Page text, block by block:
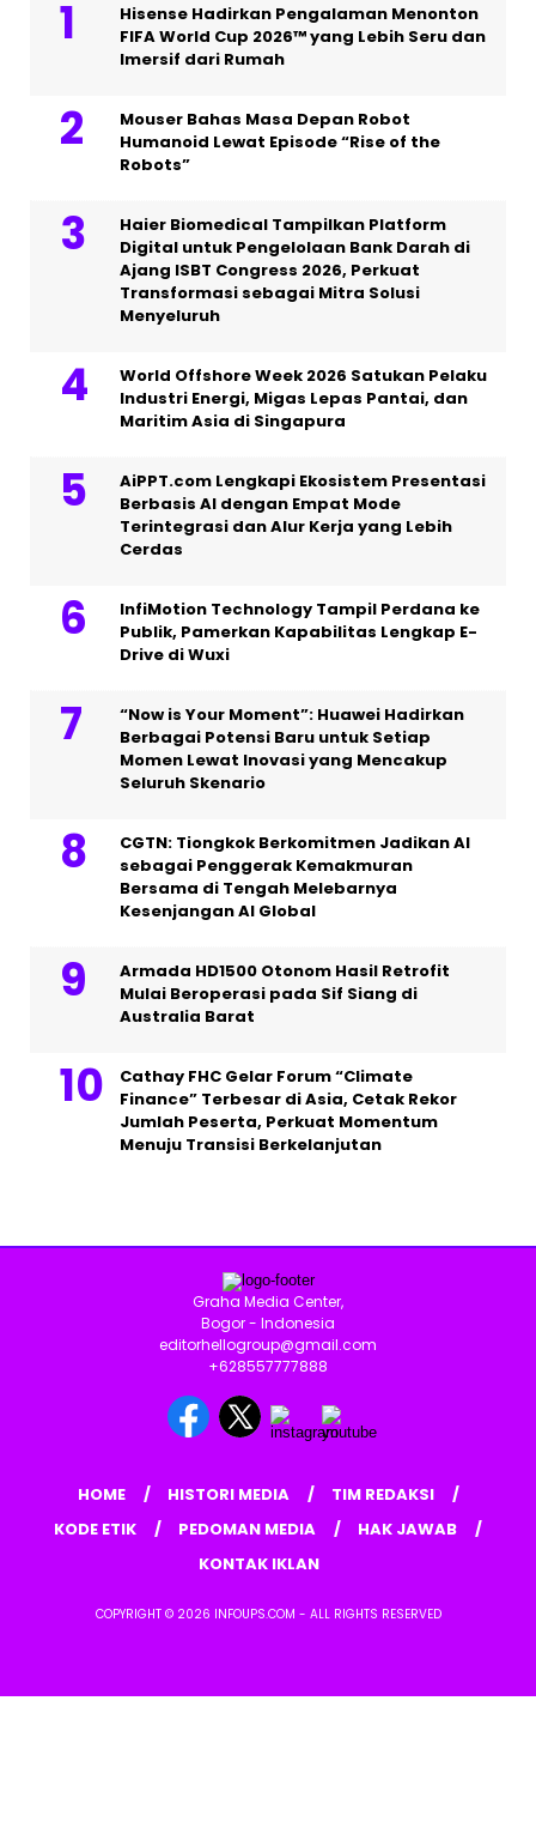
Hisense Hadirkan Pengalaman Menonton
FIFA World Cup 2026™ yang Lebih Seru dan
Imersif dari Rumah
Mouser Bahas Masa Depan Robot
Humanoid Lewat Episode “Rise of the
Robots”
Haier Biomedical Tampilkan Platform
Digital untuk Pengelolaan Bank Darah di
Ajang ISBT Congress 2026, Perkuat
Transformasi sebagai Mitra Solusi
Menyeluruh
World Offshore Week 2026 Satukan Pelaku
Industri Energi, Migas Lepas Pantai, dan
Maritim Asia di Singapura
AiPPT.com Lengkapi Ekosistem Presentasi
Berbasis AI dengan Empat Mode
Terintegrasi dan Alur Kerja yang Lebih
Cerdas
InfiMotion Technology Tampil Perdana ke
Publik, Pamerkan Kapabilitas Lengkap E-
Drive di Wuxi
“Now is Your Moment”: Huawei Hadirkan
Berbagai Potensi Baru untuk Setiap
Momen Lewat Inovasi yang Mencakup
Seluruh Skenario
CGTN: Tiongkok Berkomitmen Jadikan AI
sebagai Penggerak Kemakmuran
Bersama di Tengah Melebarnya
Kesenjangan AI Global
Armada HD1500 Otonom Hasil Retrofit
Mulai Beroperasi pada Sif Siang di
Australia Barat
Cathay FHC Gelar Forum “Climate
Finance” Terbesar di Asia, Cetak Rekor
Jumlah Peserta, Perkuat Momentum
Menuju Transisi Berkelanjutan
Graha Media Center,
Bogor - Indonesia
editorhellogroup@gmail.com
+628557777888
HOME HISTORI MEDIA
TIM REDAKSI
KODE ETIK
PEDOMAN MEDIA
HAK JAWAB
KONTAK IKLAN
COPYRIGHT © 2026 INFOUPS.COM - ALL RIGHTS RESERVED